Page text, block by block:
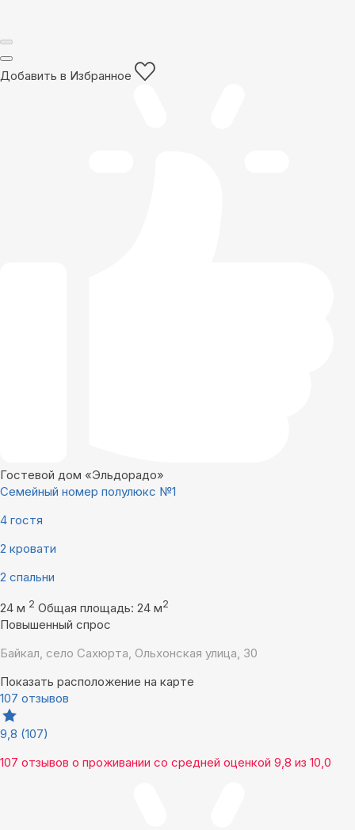
Добавить в Избранное
Гостевой дом «Эльдорадо»
Семейный номер полулюкс №1
4 гостя
2 кровати
2 спальни
24 м 2 Общая площадь: 24 м2
Повышенный спрос
Байкал, село Сахюрта, Ольхонская улица, 30
Показать расположение на карте
107 отзывов
9,8 (107)
107 отзывов о проживании со средней оценкой 9,8 из 10,0